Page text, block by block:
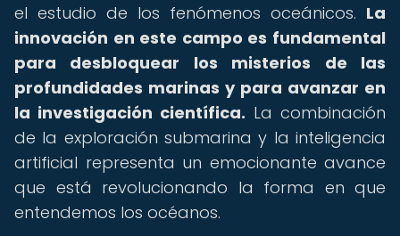
el estudio de los fenómenos oceánicos. La
innovación en este campo es fundamental
para desbloquear los misterios de las
profundidades marinas y para avanzar en
la investigación científica. La combinación
de la exploración submarina y la inteligencia
artificial representa un emocionante avance
que está revolucionando la forma en que
entendemos los océanos.